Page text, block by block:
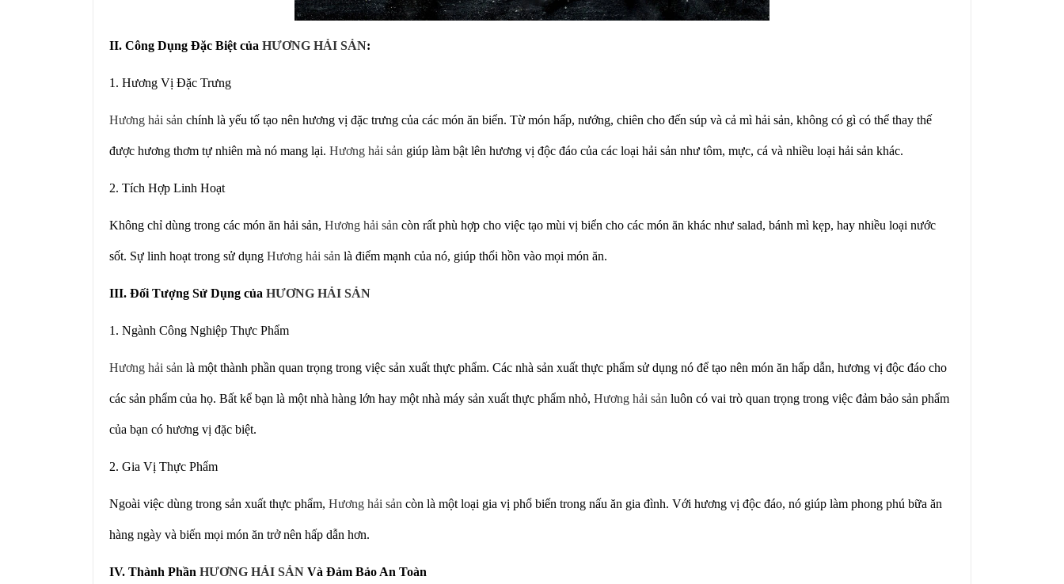
II. Công Dụng Đặc Biệt của HƯƠNG HẢI SẢN:
1. Hương Vị Đặc Trưng
Hương hải sản chính là yếu tố tạo nên hương vị đặc trưng của các món ăn biển. Từ món hấp, nướng, chiên cho đến súp và cả mì hải sản, không có gì có thể thay thế
được hương thơm tự nhiên mà nó mang lại. Hương hải sản giúp làm bật lên hương vị độc đáo của các loại hải sản như tôm, mực, cá và nhiều loại hải sản khác.
2. Tích Hợp Linh Hoạt
Không chỉ dùng trong các món ăn hải sản, Hương hải sản còn rất phù hợp cho việc tạo mùi vị biển cho các món ăn khác như salad, bánh mì kẹp, hay nhiều loại nước
sốt. Sự linh hoạt trong sử dụng Hương hải sản là điểm mạnh của nó, giúp thổi hồn vào mọi món ăn.
III. Đối Tượng Sử Dụng của HƯƠNG HẢI SẢN
1. Ngành Công Nghiệp Thực Phẩm
Hương hải sản là một thành phần quan trọng trong việc sản xuất thực phẩm. Các nhà sản xuất thực phẩm sử dụng nó để tạo nên món ăn hấp dẫn, hương vị độc đáo cho
các sản phẩm của họ. Bất kể bạn là một nhà hàng lớn hay một nhà máy sản xuất thực phẩm nhỏ, Hương hải sản luôn có vai trò quan trọng trong việc đảm bảo sản phẩm
của bạn có hương vị đặc biệt.
2. Gia Vị Thực Phẩm
Ngoài việc dùng trong sản xuất thực phẩm, Hương hải sản còn là một loại gia vị phổ biến trong nấu ăn gia đình. Với hương vị độc đáo, nó giúp làm phong phú bữa ăn
hàng ngày và biến mọi món ăn trở nên hấp dẫn hơn.
IV. Thành Phần HƯƠNG HẢI SẢN Và Đảm Bảo An Toàn